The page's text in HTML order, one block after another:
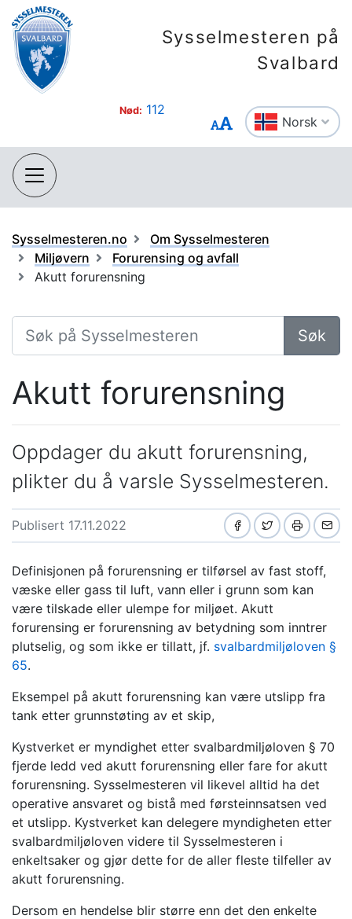
Sysselmesteren på
Svalbard
Nød: 112
Norsk
Sysselmesteren.no
Om Sysselmesteren
Miljøvern
Forurensing og avfall
Akutt forurensning
Søk
Akutt forurensning
Oppdager du akutt forurensning,
plikter du å varsle Sysselmesteren.
Publisert 17.11.2022
Definisjonen på forurensning er tilførsel av fast stoff,
væske eller gass til luft, vann eller i grunn som kan
være tilskade eller ulempe for miljøet. Akutt
forurensing er forurensning av betydning som inntrer
plutselig, og som ikke er tillatt, jf. svalbardmiljøloven §
65.
Eksempel på akutt forurensning kan være utslipp fra
tank etter grunnstøting av et skip,
Kystverket er myndighet etter svalbardmiljøloven § 70
fjerde ledd ved akutt forurensning eller fare for akutt
forurensning. Sysselmesteren vil likevel alltid ha det
operative ansvaret og bistå med førsteinnsatsen ved
et utslipp. Kystverket kan delegere myndigheten etter
svalbardmiljøloven videre til Sysselmesteren i
enkeltsaker og gjør dette for de aller fleste tilfeller av
akutt forurensning.
Dersom en hendelse blir større enn det den enkelte